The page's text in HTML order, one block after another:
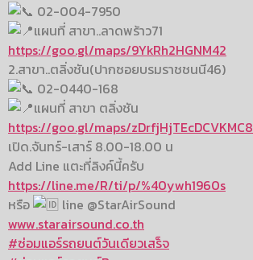
02-004-7950
แผนที่ สาขา..ลาดพร้าว71
https://goo.gl/maps/9YkRh2HGNM42
2.สาขา..ตลิ่งชัน(ปากซอยบรมราชชนนี46)
02-0440-168
แผนที่ สาขา ตลิ่งชัน
https://goo.gl/maps/zDrfjHjTEcDCVKMC8
เปิด.จันทร์-เสาร์ 8.00-18.00 น
Add Line แตะที่ลิงค์นี้ครับ
https://line.me/R/ti/p/%40ywh1960s
หรือ
line @StarAirSound
www.starairsound.co.th
#ซ่อมแอร์รถยนต์วันเดียวเสร็จ